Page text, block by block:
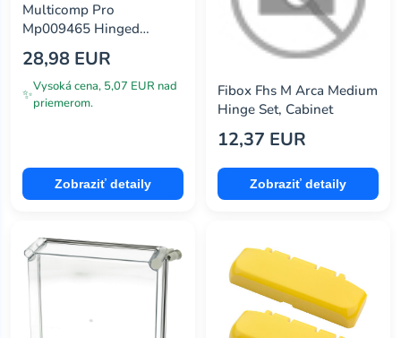
Multicomp Pro
Mp009465 Hinged
Frame, Size 24B
28,98 EUR
✨Vysoká cena, 5,07 EUR nad
priemerom.
Zobraziť detaily
Fibox Fhs M Arca Medium
Hinge Set, Cabinet
12,37 EUR
Zobraziť detaily